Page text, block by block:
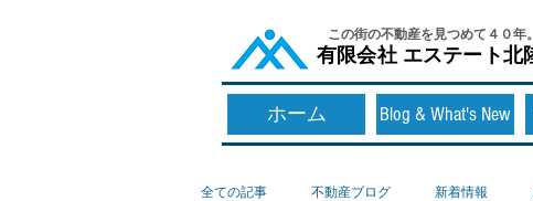
​この街の不動産を見つめて４０年。
有限会社 エステート北
全ての記事 不動産ブログ 新着情報
ホーム Blog & What's New